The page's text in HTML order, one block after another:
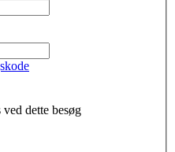
dette besøg